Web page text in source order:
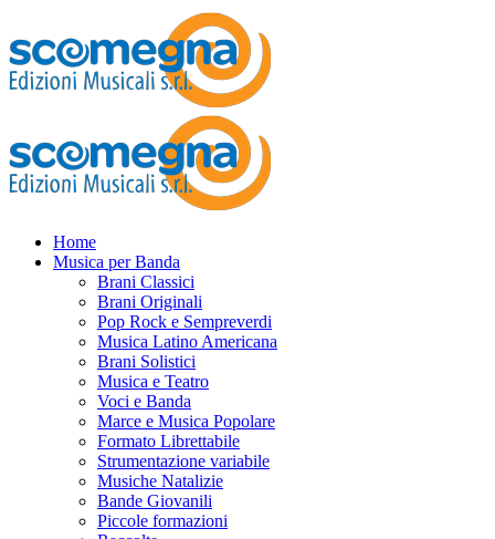
Home
Musica per Banda
Brani Classici
Brani Originali
Pop Rock e Sempreverdi
Musica Latino Americana
Brani Solistici
Musica e Teatro
Voci e Banda
Marce e Musica Popolare
Formato Librettabile
Strumentazione variabile
Musiche Natalizie
Bande Giovanili
Piccole formazioni